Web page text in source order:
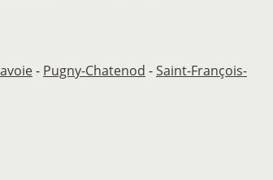
- Pugny-Chatenod -Saint-François-